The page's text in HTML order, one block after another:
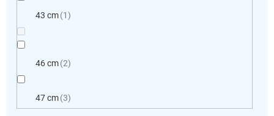
43 cm 1
46 cm 2
47 cm 3